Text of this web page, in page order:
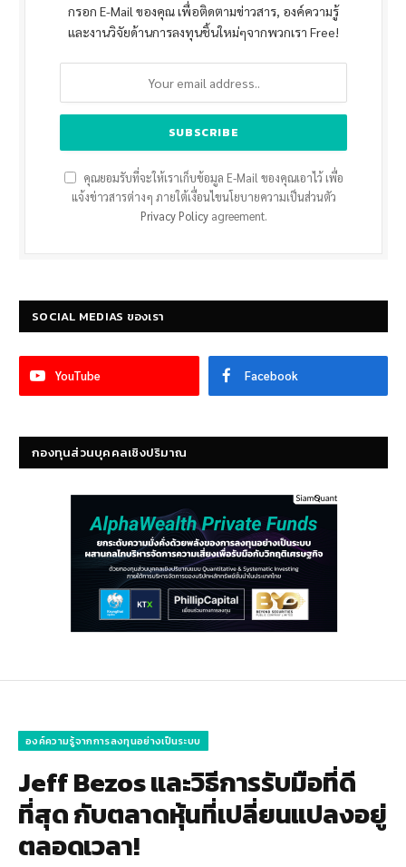
กรอก E-Mail ของคุณ เพื่อติดตามข่าวสาร, องค์ความรู้
และงานวิจัยด้านการลงทุนชิ้นใหม่ๆจากพวกเรา Free!
คุณยอมรับที่จะให้เราเก็บข้อมูล E-Mail ของคุณเอาไว้ เพื่อ
แจ้งข่าวสารต่างๆ ภายใต้เงื่อนไขนโยบายความเป็นส่วนตัว
Privacy Policyagreement.
SOCIAL MEDIAS ของเรา
YouTube Facebook
กองทุนส่วนบุคคลเชิงปริมาณ
องค์ความรู้จากการลงทุนอย่างเป็นระบบ
Jeff Bezos และวิธีการรับมือที่ดี
ที่สุด กับตลาดหุ้นที่เปลี่ยนแปลงอยู่
ตลอดเวลา!